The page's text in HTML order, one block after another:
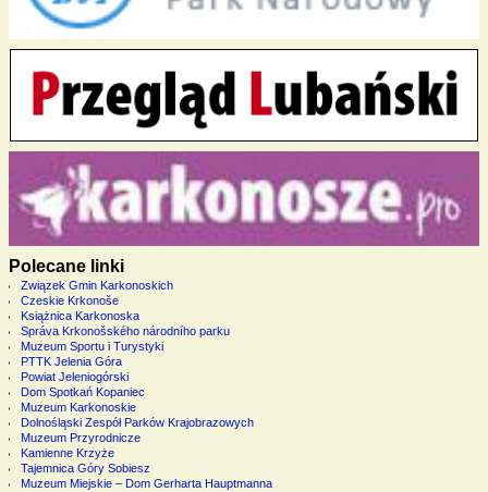
Polecane linki
Związek Gmin Karkonoskich
Czeskie Krkonoše
Książnica Karkonoska
Správa Krkonošského národního parku
Muzeum Sportu i Turystyki
PTTK Jelenia Góra
Powiat Jeleniogórski
Dom Spotkań Kopaniec
Muzeum Karkonoskie
Dolnośląski Zespół Parków Krajobrazowych
Muzeum Przyrodnicze
Kamienne Krzyże
Tajemnica Góry Sobiesz
Muzeum Miejskie – Dom Gerharta Hauptmanna